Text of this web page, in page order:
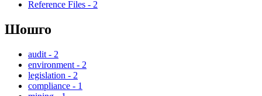
Reference Files - 2
Шошго
audit - 2
environment - 2
legislation - 2
compliance - 1